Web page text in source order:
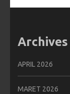
Archives
APRIL 2026
MARET 2026